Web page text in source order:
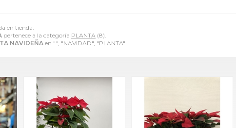
en tienda.
pertenece a la categoría PLANTA (8).
NAVIDEÑA en ".", "NAVIDAD", "PLANTA".